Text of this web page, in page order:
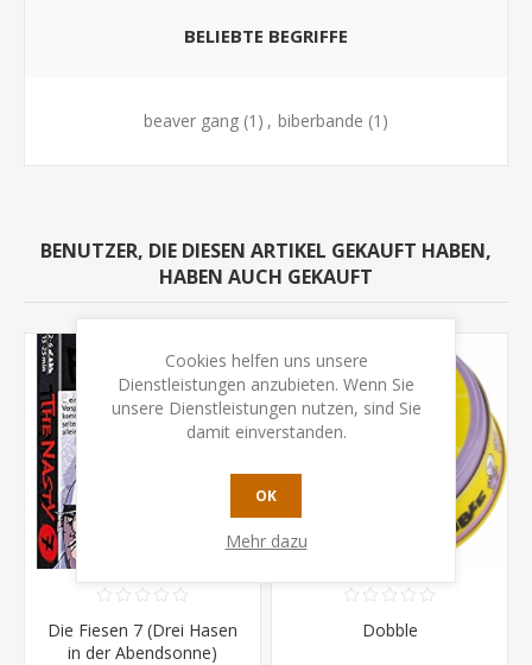
BELIEBTE BEGRIFFE
beaver gang (1) , biberbande (1)
BENUTZER, DIE DIESEN ARTIKEL GEKAUFT HABEN,
HABEN AUCH GEKAUFT
Die Fiesen 7 (Drei Hasen
in der Abendsonne)
Dobble
Cookies helfen uns unsere
Dienstleistungen anzubieten. Wenn Sie
unsere Dienstleistungen nutzen, sind Sie
damit einverstanden.
OK
Mehr dazu